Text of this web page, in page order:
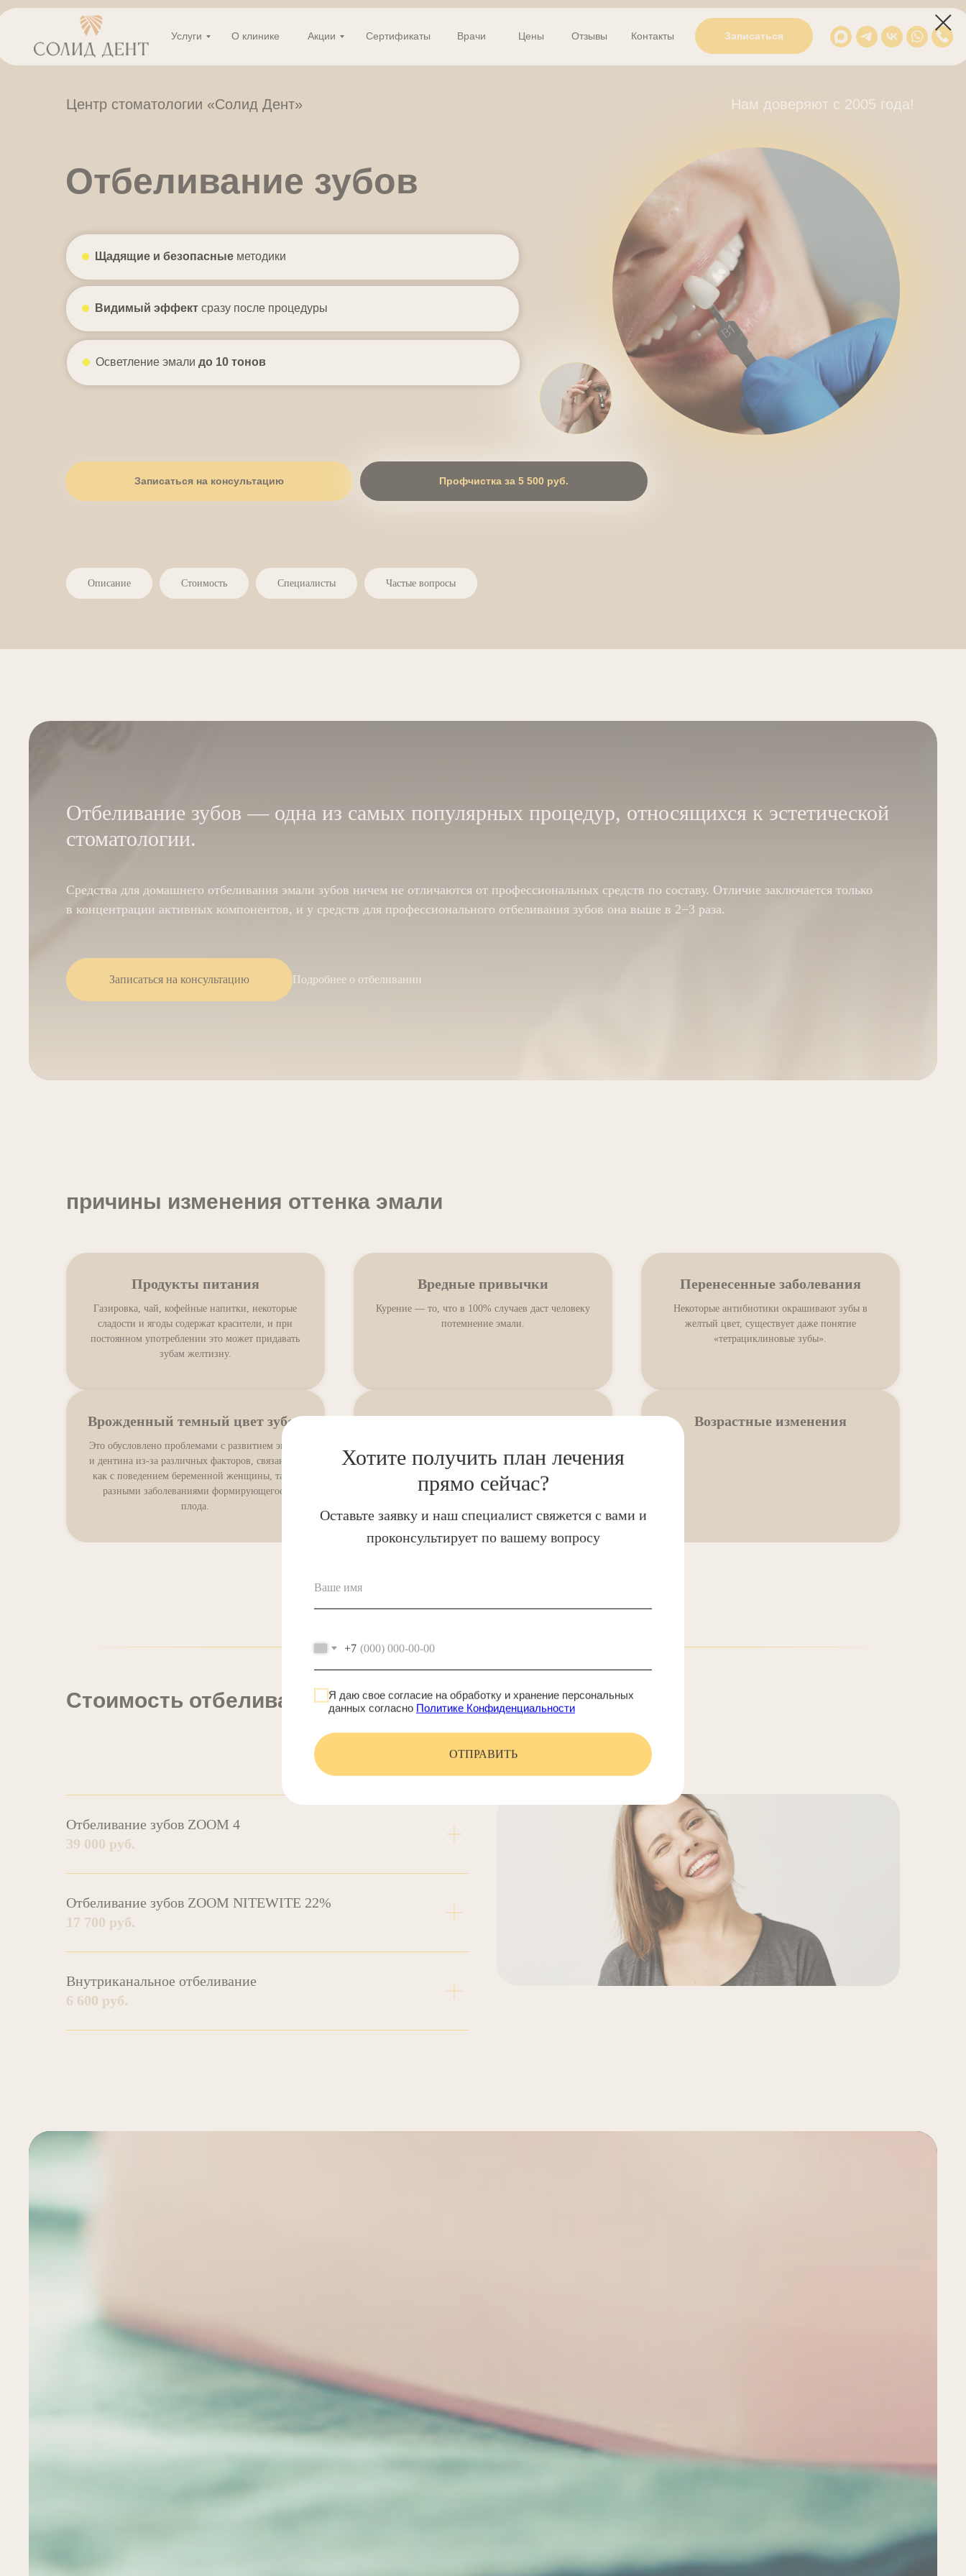
Услуги Отзывы
Акции Сертификаты Врачи Цены
О клинике Контакты Записаться
Услуги Отзывы
Акции Сертификаты Врачи Цены
О клинике Контакты Записаться
Центр стоматологии «Солид Дент» Нам доверяют с 2005 года!
Записаться на консультацию Профчистка за 5 500 руб.
Щадящие и безопасные методики
Видимый эффект сразу после процедуры
Осветление эмали до 10 тонов
Отбеливание зубов
Описание Стоимость Специалисты Частые вопросы
Отбеливание зубов — одна из самых популярных процедур, относящихся к эстетической
стоматологии.
Средства для домашнего отбеливания эмали зубов ничем не отличаются от профессиональных средств по составу. Отличие заключается только
в концентрации активных компонентов, и у средств для профессионального отбеливания зубов она выше в 2−3 раза.
Записаться на консультацию Подробнее о отбеливании
причины изменения оттенка эмали
Продукты питания
Газировка, чай, кофейные напитки, некоторые
сладости и ягоды содержат красители, и при
постоянном употреблении это может придавать
зубам желтизну.
Вредные привычки
Курение — то, что в 100% случаев даст человеку
потемнение эмали.
Перенесенные заболевания
Некоторые антибиотики окрашивают зубы в
желтый цвет, существует даже понятие
«тетрациклиновые зубы».
Врожденный темный цвет зубов
Это обусловлено проблемами с развитием эмали
и дентина из-за различных факторов, связанных
как с поведением беременной женщины, так и
разными заболеваниями формирующегося
плода.
Некачественная гигиена
Возрастные изменения
Стоимость отбеливания зубов
Отбеливание зубов ZOOM 4
39 000 руб.
Отбеливание зубов ZOOM NITEWITE 22%
17 700 руб.
Внутриканальное отбеливание
6 600 руб.
Хотите получить план лечения
прямо сейчас?
Оставьте заявку и наш специалист свяжется с вами и
проконсультирует по вашему вопросу
+7
Я даю свое согласие на обработку и хранение персональных
данных согласно Политике Конфиденциальности
ОТПРАВИТЬ